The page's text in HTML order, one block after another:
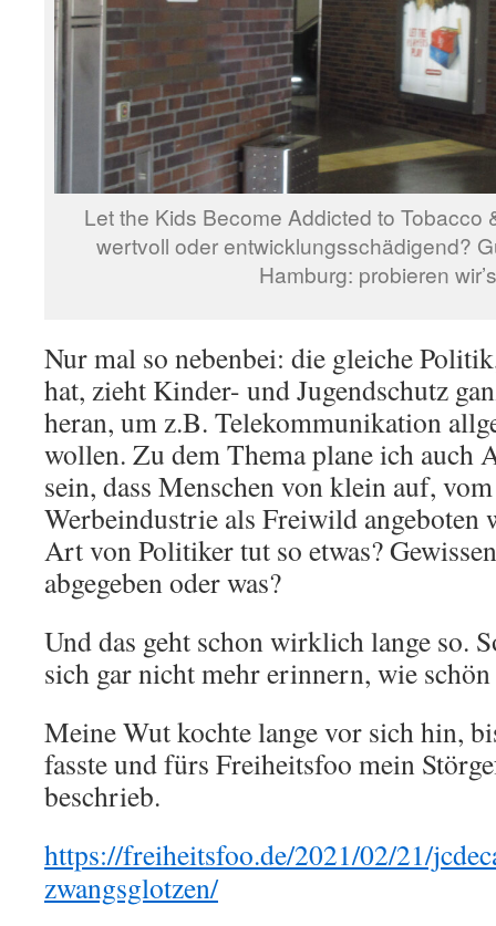
Let the Kids Become Addicted to Tobacco
wertvoll oder entwicklungsschädigend?
Hamburg: probieren
Nur mal so nebenbei: die gleiche
hat, zieht Kinder- und Jugendschutz
heran, um z.B. Telekommunikation
wollen. Zu dem Thema plane ich auch
sein, dass Menschen von klein auf,
Werbeindustrie als Freiwild angeboten
Art von Politiker tut so etwas?
abgegeben oder was?
Und das geht schon wirklich lange so.
sich gar nicht mehr erinnern, wie
Meine Wut kochte lange vor sich hin,
fasste und fürs Freiheitsfoo mein
beschrieb.
https://freiheitsfoo.de/2021/02/21/
zwangsglotzen/